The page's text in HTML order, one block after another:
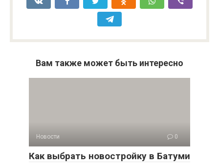
Вам также может быть интересно
Новости 0
Как выбрать новостройку в Батуми